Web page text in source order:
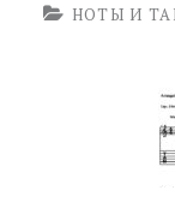
НОТЫ И